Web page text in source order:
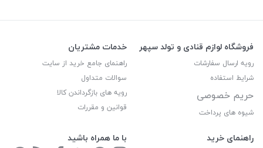
فروشگاه لوازم قنادی و تولد سپهر
رویه ارسال سفارشات
شرایط استفاده
حریم خصوصی
شیوه های پرداخت
خدمات مشتریان
راهنمای جامع خرید از سایت
سوالات متداول
رویه های بازگرداندن کالا
قوانین و مقررات
راهنمای خرید با ما همراه باشید